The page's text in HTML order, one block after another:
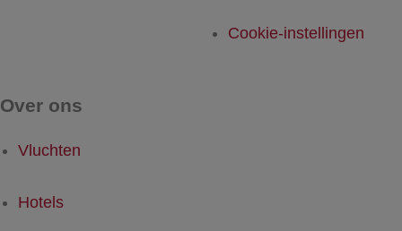
Cookie-instellingen
Over ons
Vluchten
Hotels